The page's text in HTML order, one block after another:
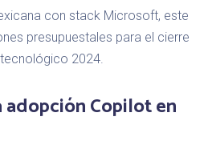
con stack Microsoft, este
presupuestales para el cierre
2024.
Copilot en